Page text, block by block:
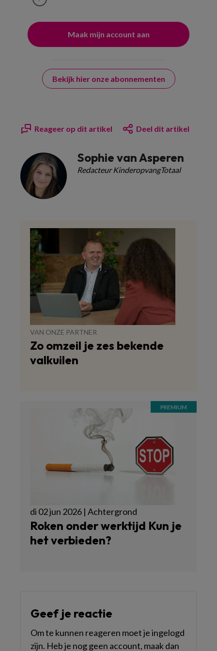
Bekijk hier onze abonnementen
Reageer op dit artikel Deel dit artikel
Sophie van Asperen
Redacteur KinderopvangTotaal
VAN ONZE PARTNER
Zo omzeil je zes bekende
valkuilen
di 02 jun 2026 | Achtergrond
Roken onder werktijd Kun je
het verbieden?
Geef je reactie
Om te kunnen reageren moet je ingelogd
zijn. Heb je nog geen account, maak dan